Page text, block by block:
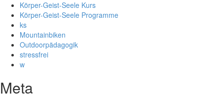
Körper-Geist-Seele Kurs
Körper-Geist-Seele Programme
ks
Mountainbiken
Outdoorpädagogik
stressfrei
w
Meta